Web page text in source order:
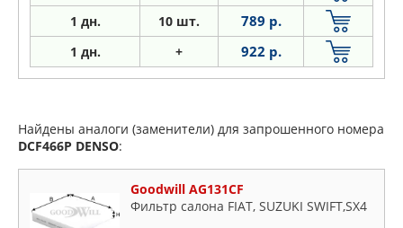
1 дн. 10 шт. 789 р.
1 дн. + 922 р.
Найдены аналоги (заменители) для запрошенного номера
DCF466P DENSO:
Goodwill AG131CF
Фильтр салона FIAT, SUZUKI SWIFT,SX4